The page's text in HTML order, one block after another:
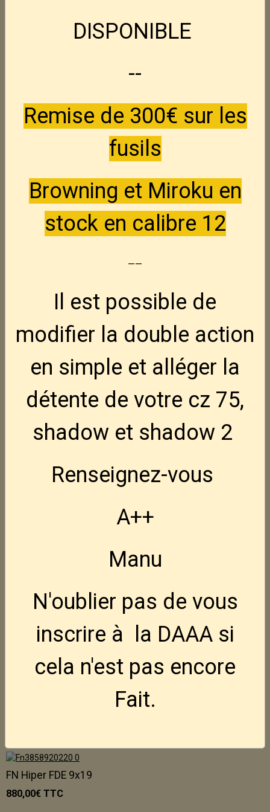
S&W 46 -- 22Lr Nouveau
250,00€TTC
150,00€ TTC
Luger P08 Nouveau
CZ Tactical Sport 3
TTC
950,00€ TTC
110,00€ TTC
NEDI AK47S crosse pliable 7.62x39
Holster Ghost pour FN Hiper
50,00€ TTC
FN Hiper BLK 9x19
850,00€TTC Indisponible
FN Hiper FDE 9x19
880,00€ TTC
DISPONIBLE
--
Remise de 300€ sur les
fusils
Browning et Miroku en
stock en calibre 12
--
Il est possible de
modifier la double action
en simple et alléger la
détente de votre cz 75,
shadow et shadow 2
Renseignez-vous
A++
Manu
N'oublier pas de vous
inscrire à la DAAA si
cela n'est pas encore
Fait.